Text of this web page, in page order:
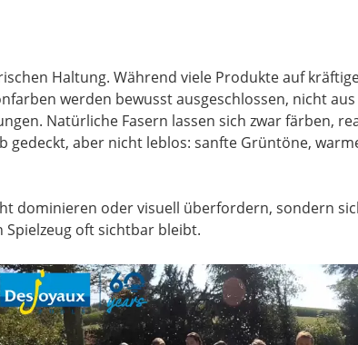
Haltung. Während viele Produkte auf
werden bewusst ausgeschlossen, nicht
Natürliche Fasern lassen sich zwar färben,
gedeckt, aber nicht leblos: sanfte Grüntöne,
dominieren oder visuell überfordern, sondern
oft sichtbar bleibt.